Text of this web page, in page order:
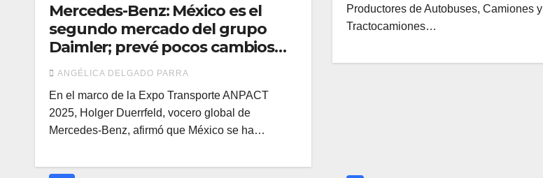
Mercedes-Benz: México es el
segundo mercado del grupo
Daimler; prevé pocos cambios
en el T-MEC
ANGÉLICA DELGADO PARRA
En el marco de la Expo Transporte ANPACT
2025, Holger Duerrfeld, vocero global de
Mercedes-Benz, afirmó que México se ha…
Productores de Autobuses, Camiones y
Tractocamiones…